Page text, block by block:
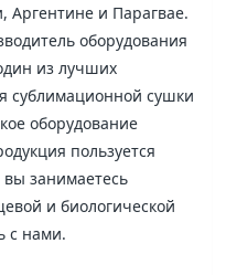
Аргентине и Парагвае.
оборудования
из лучших
сублимационной сушки
оборудование
пользуется
занимаетесь
и биологической
с нами.